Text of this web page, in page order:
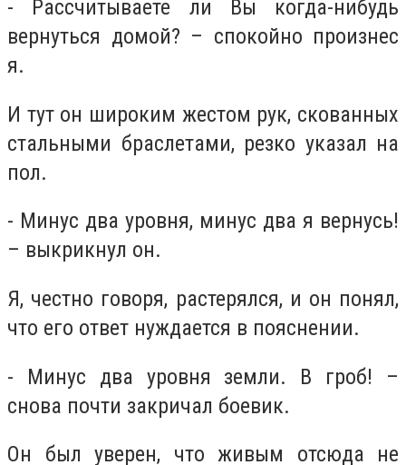
- Рассчитываете ли Вы когда-нибудь
вернуться домой? – спокойно произнес
я.
И тут он широким жестом рук, скованных
стальными браслетами, резко указал на
пол.
- Минус два уровня, минус два я вернусь!
– выкрикнул он.
Я, честно говоря, растерялся, и он понял,
что его ответ нуждается в пояснении.
- Минус два уровня земли. В гроб! –
снова почти закричал боевик.
Он был уверен, что живым отсюда не